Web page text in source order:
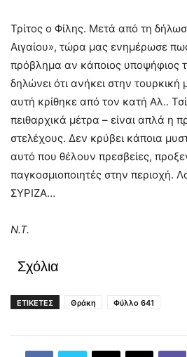
Τρίτος ο Φίλης. Μετά από τη
Αιγαίου», τώρα μας ενημέρωσε
πρόβλημα αν κάποιος υποψήφιος
δηλώνει ότι ανήκει στην
αυτή κρίθηκε από τον κατή Αλ..
πειθαρχικά μέτρα – είναι απλά η
στελέχους. Δεν κρύβει κάποια
αυτό που θέλουν πρεσβείες,
παγκοσμιοποιητές στην περιοχή.
ΣΥΡΙΖΑ…
Ν.Τ.
Σχόλια
ΕΤΙΚΕΤΕΣ Θράκη Φύλλο 641